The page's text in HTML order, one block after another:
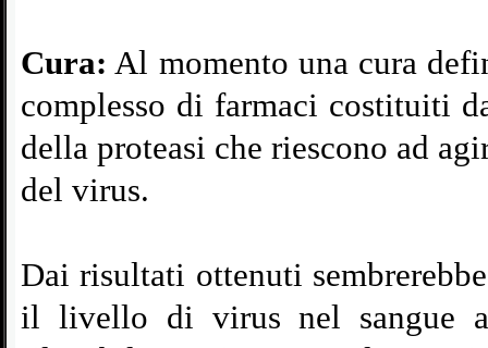
Cura: Al momento una cura
complesso di farmaci costituiti
della proteasi che riescono ad
del virus.
Dai risultati ottenuti
il livello di virus nel sangue